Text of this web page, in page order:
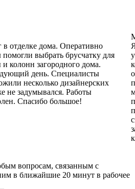
отделке дома. Оперативно
выбрать брусчатку для
колонн загородного дома.
день. Специалисты
несколько дизайнерских
не задумывался. Работы
Спасибо большое!
вопросам, связанным с
в ближайшие 20 минут в рабочее